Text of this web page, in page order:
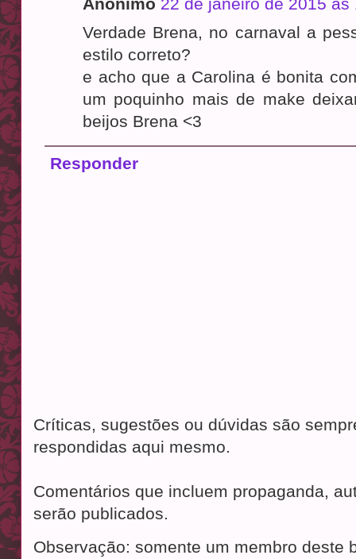
Anônimo 22 de janeiro de 2015 às
Verdade Brena, no carnaval a
estilo correto?
e acho que a Carolina é bonita
um poquinho mais de make
beijos Brena <3
Responder
Críticas, sugestões ou dúvidas são
respondidas aqui mesmo.
Comentários que incluem propaganda,
serão publicados.
Observação: somente um membro deste